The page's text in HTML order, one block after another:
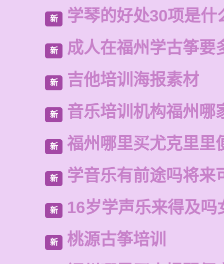
新 学琴的好处30项是什
新 成人在福州学古筝要
新 吉他培训海报素材
新 音乐培训机构福州哪
新 福州哪里买尤克里里
新 学音乐有前途吗将来
新 16岁学声乐来得及吗
新 桃源古筝培训